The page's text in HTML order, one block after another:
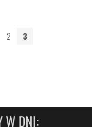
2 3
W DNI: